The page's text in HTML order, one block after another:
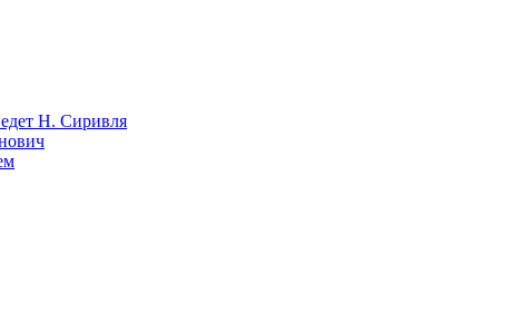
Н. Сиривля